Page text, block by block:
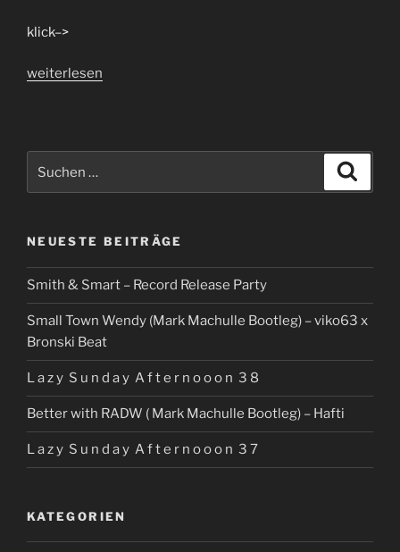
klick–>
„Mittschnitt,
70ten
Sendung“
weiterlesen
NEUESTE BEITRÄGE
Smith & Smart – Record Release Party
Small Town Wendy (Mark Machulle Bootleg) – viko63 x
Bronski Beat
L a z y S u n d a y A f t e r n o o o n 3 8
Better with RADW ( Mark Machulle Bootleg) – Hafti
L a z y S u n d a y A f t e r n o o o n 3 7
KATEGORIEN